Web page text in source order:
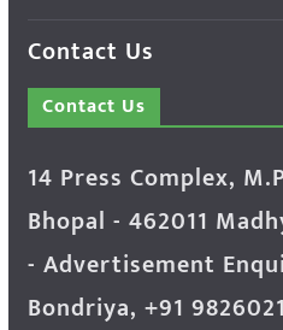
Contact Us
Contact Us
14 Press Complex,
Bhopal - 462011
- Advertisement
Bondriya, +91